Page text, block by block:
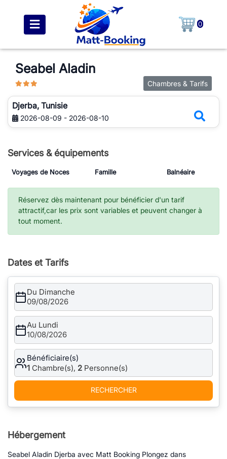
0
Seabel Aladin
Chambres & Tarifs
Djerba, Tunisie
2026-08-09 - 2026-08-10
Services & équipements
Voyages de Noces Famille Balnéaire
Réservez dès maintenant pour bénéficier d'un tarif
attractif,car les prix sont variables et peuvent changer à
tout moment.
Dates et Tarifs
Du Dimanche
09/08/2026
Au Lundi
10/08/2026
Bénéficiaire(s)
1 Chambre(s), 2 Personne(s)
RECHERCHER
Hébergement
Seabel Aladin Djerba avec Matt Booking Plongez dans